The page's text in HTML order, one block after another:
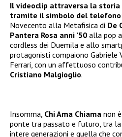
Il videoclip attraversa la storia
tramite il simbolo del telefono
Novecento alla Metafisica di De
Pantera Rosa anni ’50 alla pop
cordless dei Duemila e allo
protagonisti compaiono Gabriele
Ferrari, con un affettuoso
Cristiano Malgioglio.
Insomma, Chi Ama Chiama non
ponte tra passato e futuro, tra la
intere generazioni e quella che